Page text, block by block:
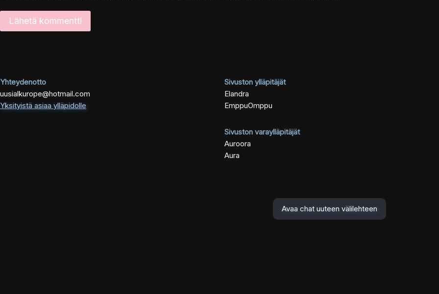
Yhteydenotto
uusialkurope@hotmail.com
Yksityistä asiaa ylläpidolle
Sivuston ylläpitäjät
Elandra
EmppuOmppu
Sivuston varaylläpitäjät
Auroora
Aura
Avaa chat uuteen välilehteen